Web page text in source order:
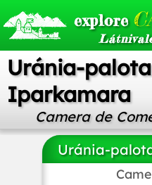
explore
Uránia-
Iparkamara
Camera de
Uránia-
Ana Maria